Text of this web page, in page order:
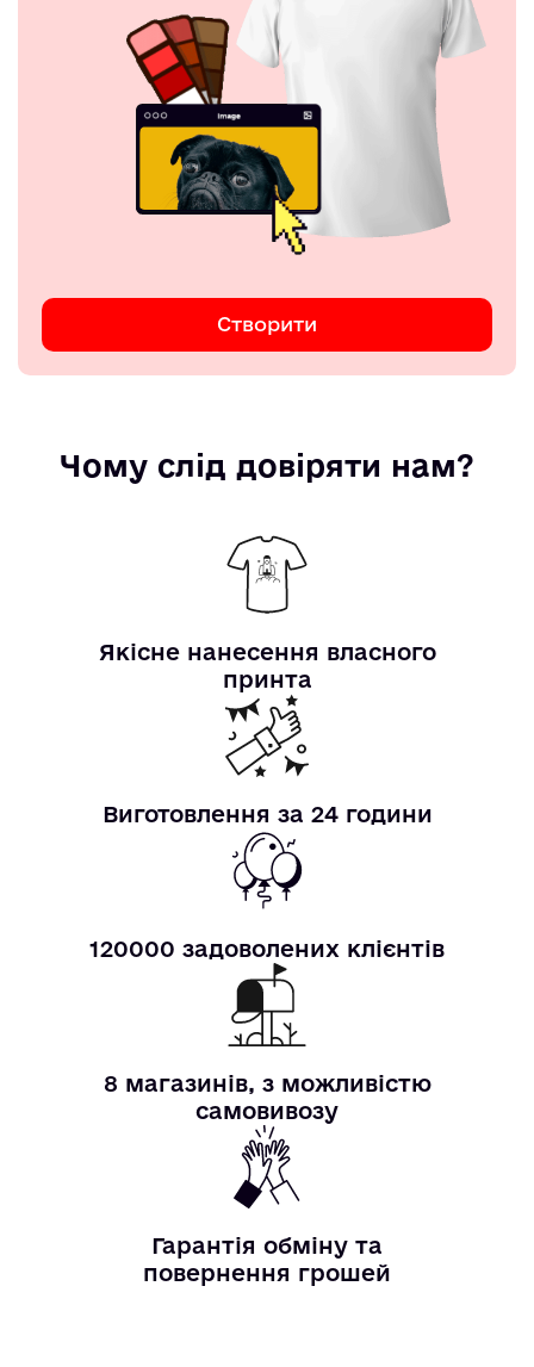
Створити
Чому слід довіряти нам?
Якісне нанесення власного
принта
Виготовлення за 24 години
120000 задоволених клієнтів
8 магазинів, з можливістю
самовивозу
Гарантія обміну та
повернення грошей